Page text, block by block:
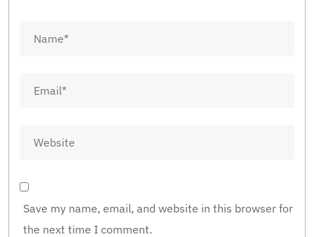
Save my name, email, and website in this browser for
the next time I comment.